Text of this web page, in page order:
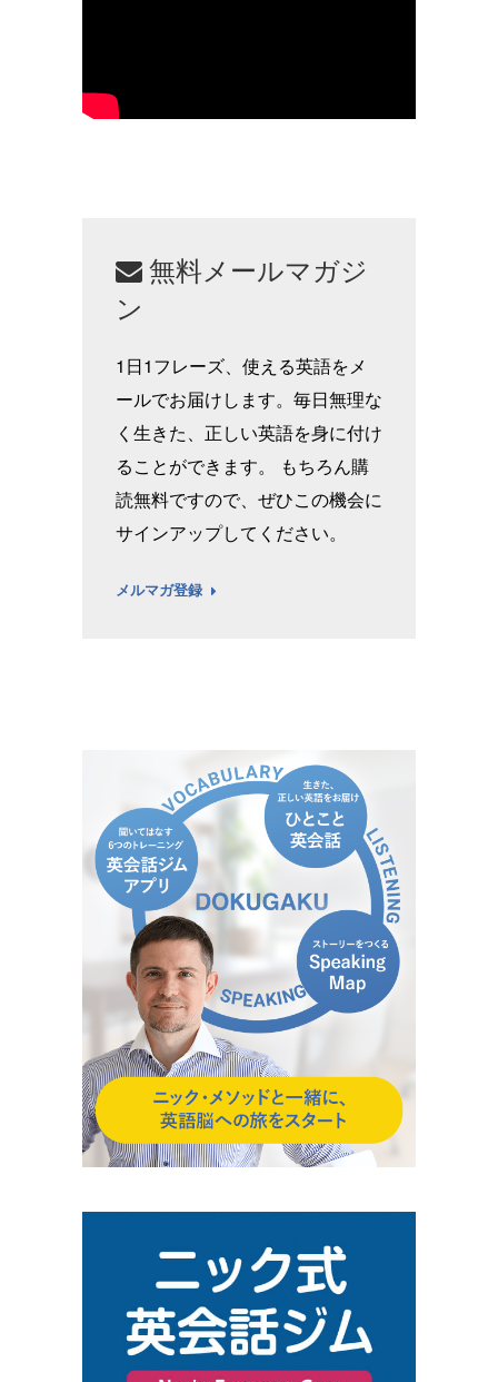
無料メールマガジ
ン
1日1フレーズ、使える英語をメ
ールでお届けします。毎日無理な
く生きた、正しい英語を身に付け
ることができます。 もちろん購
読無料ですので、ぜひこの機会に
サインアップしてください。
メルマガ登録